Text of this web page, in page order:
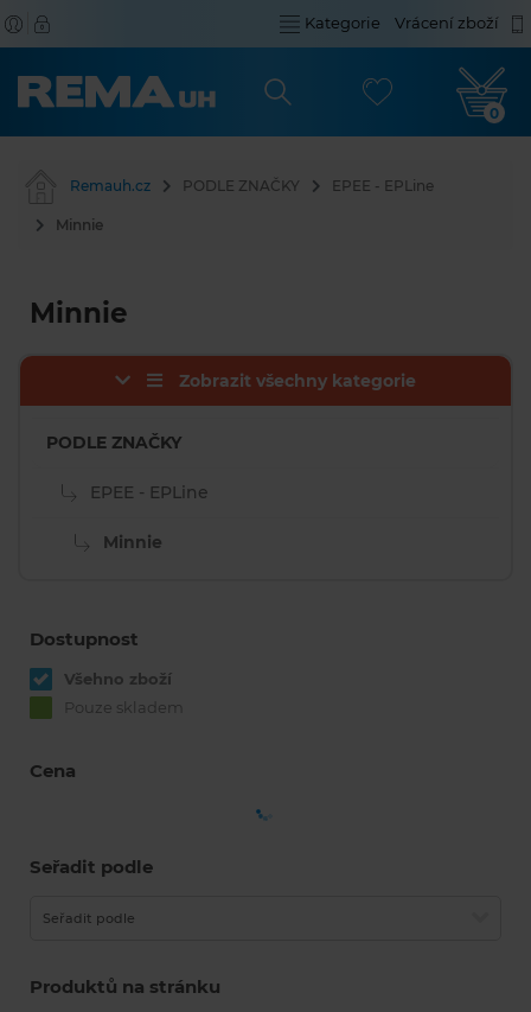
Kategorie Vrácení zboží
0
Remauh.cz PODLE ZNAČKY EPEE - EPLine
Minnie
Minnie
Zobrazit všechny kategorie
PODLE ZNAČKY
EPEE - EPLine
Minnie
Dostupnost
Všehno zboží
Pouze skladem
Cena
Seřadit podle
Seřadit podle
Produktů na stránku